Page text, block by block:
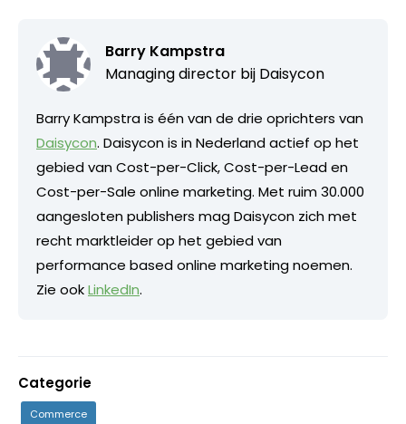
Barry Kampstra
Managing director bij Daisycon
Barry Kampstra is één van de drie oprichters van
Daisycon. Daisycon is in Nederland actief op het
gebied van Cost-per-Click, Cost-per-Lead en
Cost-per-Sale online marketing. Met ruim 30.000
aangesloten publishers mag Daisycon zich met
recht marktleider op het gebied van
performance based online marketing noemen.
Zie ookLinkedIn.
Categorie
Commerce